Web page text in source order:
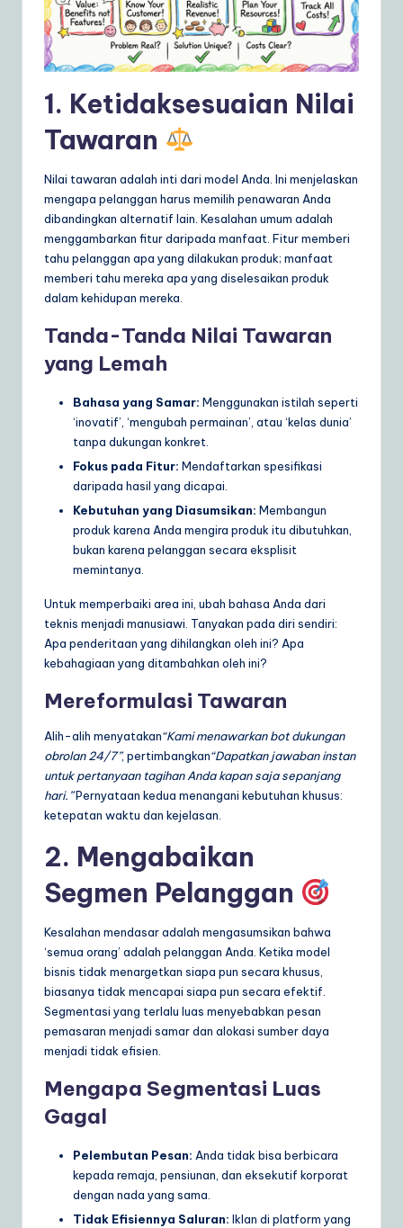
d
A
&
S
ft
1. Ketidaksesuaian Nilai
Tawaran
Nilai tawaran adalah inti dari model Anda. Ini menjelaskan
mengapa pelanggan harus memilih penawaran Anda
dibandingkan alternatif lain. Kesalahan umum adalah
menggambarkan fitur daripada manfaat. Fitur memberi
tahu pelanggan apa yang dilakukan produk; manfaat
memberi tahu mereka apa yang diselesaikan produk
dalam kehidupan mereka.
Tanda-Tanda Nilai Tawaran
yang Lemah
Bahasa yang Samar: Menggunakan istilah seperti
‘inovatif’, ‘mengubah permainan’, atau ‘kelas dunia’
tanpa dukungan konkret.
Fokus pada Fitur: Mendaftarkan spesifikasi
daripada hasil yang dicapai.
Kebutuhan yang Diasumsikan: Membangun
produk karena Anda mengira produk itu dibutuhkan,
bukan karena pelanggan secara eksplisit
memintanya.
Untuk memperbaiki area ini, ubah bahasa Anda dari
teknis menjadi manusiawi. Tanyakan pada diri sendiri:
Apa penderitaan yang dihilangkan oleh ini? Apa
kebahagiaan yang ditambahkan oleh ini?
Mereformulasi Tawaran
Alih-alih menyatakan“Kami menawarkan bot dukungan
obrolan 24/7”, pertimbangkan“Dapatkan jawaban instan
untuk pertanyaan tagihan Anda kapan saja sepanjang
hari.”Pernyataan kedua menangani kebutuhan khusus:
ketepatan waktu dan kejelasan.
2. Mengabaikan
Segmen Pelanggan
Kesalahan mendasar adalah mengasumsikan bahwa
‘semua orang’ adalah pelanggan Anda. Ketika model
bisnis tidak menargetkan siapa pun secara khusus,
biasanya tidak mencapai siapa pun secara efektif.
Segmentasi yang terlalu luas menyebabkan pesan
pemasaran menjadi samar dan alokasi sumber daya
menjadi tidak efisien.
Mengapa Segmentasi Luas
Gagal
Pelembutan Pesan: Anda tidak bisa berbicara
kepada remaja, pensiunan, dan eksekutif korporat
dengan nada yang sama.
Tidak Efisiennya Saluran: Iklan di platform yang